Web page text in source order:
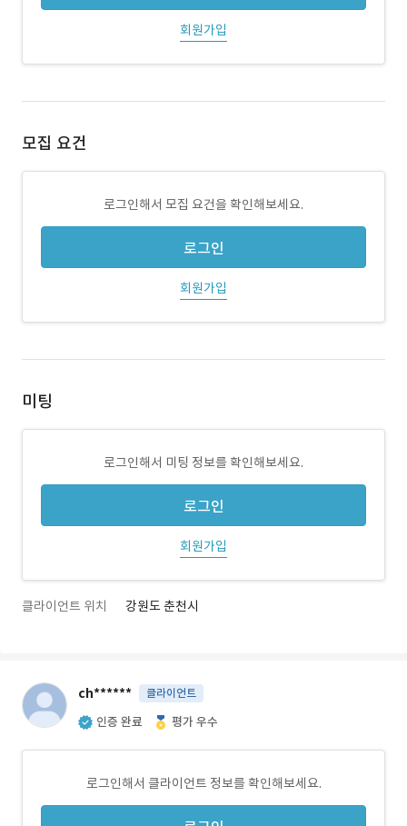
회원가입
모집 요건
로그인해서 모집 요건을 확인해보세요.
로그인
회원가입
미팅
로그인해서 미팅 정보를 확인해보세요.
로그인
회원가입
클라이언트 위치 강원도 춘천시
ch****** 클라이언트
인증 완료 평가 우수
로그인해서 클라이언트 정보를 확인해보세요.